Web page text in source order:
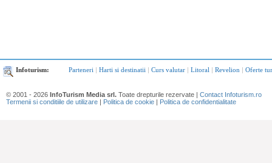
Infoturism: Parteneri | Harti si destinatii | Curs valutar | Litoral | Revelion | Oferte
© 2001 - 2026 InfoTurism Media srl. Toate drepturile rezervate | Contact Infoturism.ro
Termenii si conditiile de utilizare | Politica de cookie | Politica de confidentialitate